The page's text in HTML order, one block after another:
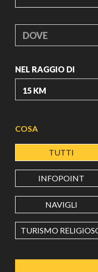
DOVE
NEL RAGGIO DI
LATITUDINE
LONGITUDINE
Value in decimal
COSA
TUTTI
INFOPOINT
NAVIGLI
TURISMO